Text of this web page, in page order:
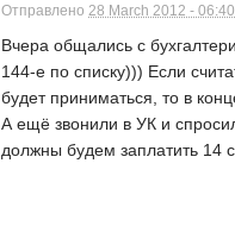
Отправлено 28 March 2012 - 06:40
Вчера общались с
144-е по списку))) Если
будет приниматься, то в
А ещё звонили в УК и
должны будем заплатить 14